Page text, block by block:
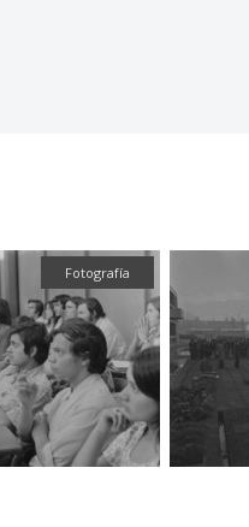
Fotografía